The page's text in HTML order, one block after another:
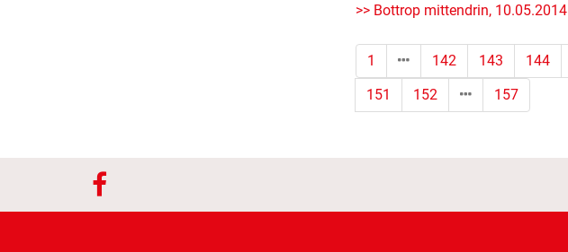
>> Bottrop mittendrin, 10.05.2014
1 142 143 144
151
152 157